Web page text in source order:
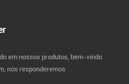
em nossos produtos, bem-vindo
nós responderemos